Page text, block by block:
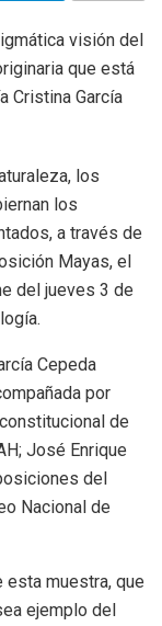
visión del
que está
Cristina García
los
los
a través de
Mayas, el
del jueves 3 de
Cepeda
por
de
José Enrique
del
Nacional de
esta muestra, que
ejemplo del